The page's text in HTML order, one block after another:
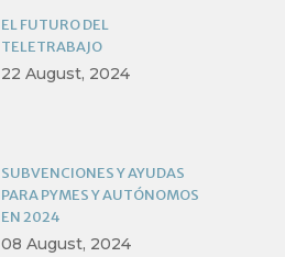
EL FUTURO DEL
TELETRABAJO
22 August, 2024
SUBVENCIONES Y AYUDAS
PARA PYMES Y AUTÓNOMOS
EN 2024
08 August, 2024